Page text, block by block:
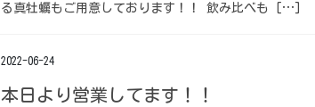
る真牡蠣もご用意しております！！ 飲み比べも […]
2022-06-24
本日より営業してます！！ ⁡